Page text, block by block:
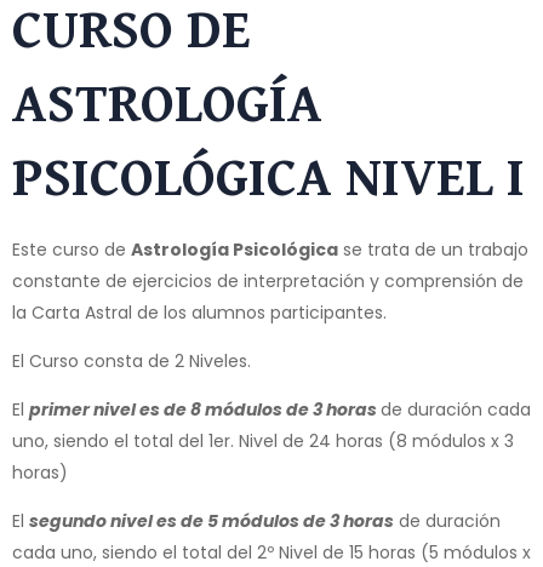
CURSO DE
ASTROLOGÍA
PSICOLÓGICA NIVEL I
Este curso de Astrología Psicológica se trata de un trabajo
constante de ejercicios de interpretación y comprensión de
la Carta Astral de los alumnos participantes.
El Curso consta de 2 Niveles.
El primer nivel es de 8 módulos de 3 horas de duración cada
uno, siendo el total del 1er. Nivel de 24 horas (8 módulos x 3
horas)
El segundo nivel es de 5 módulos de 3 horas de duración
cada uno, siendo el total del 2º Nivel de 15 horas (5 módulos x